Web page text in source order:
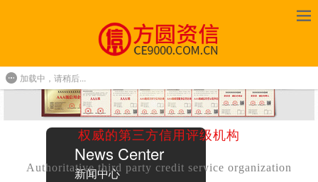
权威的第三方信用评级机构
Authoritative third party credit service organization
News Center
新闻中心
加载中，请稍后...